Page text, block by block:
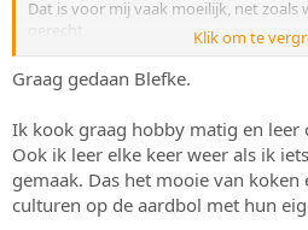
Dat is voor mij vaak moeilijk, net zoals
gerecht.
Dat probeer ik te leren...
Blefke
Klik om te
Graag gedaan Blefke.
Ik kook graag hobby matig en leer
Ook ik leer elke keer weer als ik
gemaak. Das het mooie van
culturen op de aardbol met hun